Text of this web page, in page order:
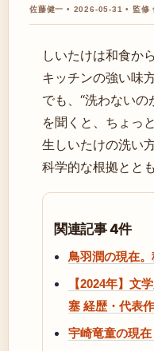
佐藤健一 • 2026-05-31 • 監修
しいたけは和食か
キッチンの強い味方
でも、“洗わないの
を聞くと、ちょっ
生しいたけの洗い
科学的な根拠とと
関連記事 4件
鳥羽潤の現在
【2024年】文
塞 経歴・代表
宇崎竜童の現